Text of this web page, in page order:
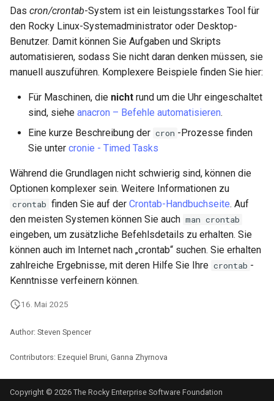
Das cron/crontab-System ist ein leistungsstarkes Tool für
den Rocky Linux-Systemadministrator oder Desktop-
Benutzer. Damit können Sie Aufgaben und Skripts
automatisieren, sodass Sie nicht daran denken müssen, sie
manuell auszuführen. Komplexere Beispiele finden Sie hier:
Für Maschinen, die nicht rund um die Uhr eingeschaltet
sind, siehe anacron – Befehle automatisieren.
Eine kurze Beschreibung der cron -Prozesse finden
Sie unter cronie - Timed Tasks
Während die Grundlagen nicht schwierig sind, können die
Optionen komplexer sein. Weitere Informationen zu
crontab finden Sie auf der Crontab-Handbuchseite. Auf
den meisten Systemen können Sie auch man crontab
eingeben, um zusätzliche Befehlsdetails zu erhalten. Sie
können auch im Internet nach „crontab“ suchen. Sie erhalten
zahlreiche Ergebnisse, mit deren Hilfe Sie Ihre crontab -
Kenntnisse verfeinern können.
16. Mai 2025
Author: Steven Spencer
Contributors: Ezequiel Bruni, Ganna Zhyrnova
Copyright © 2026 The Rocky Enterprise Software Foundation